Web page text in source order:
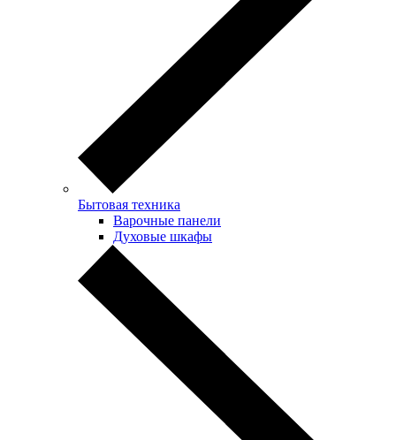
Бытовая техника
Варочные панели
Духовые шкафы